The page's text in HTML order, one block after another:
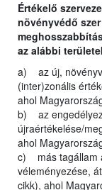
Értékelő
növényvédő
az alábbi
a) az új,
(inter)zonális
ahol
b) az
újraértékelése/
ahol
c) más tagállam
véleményezése,
cikk), ahol